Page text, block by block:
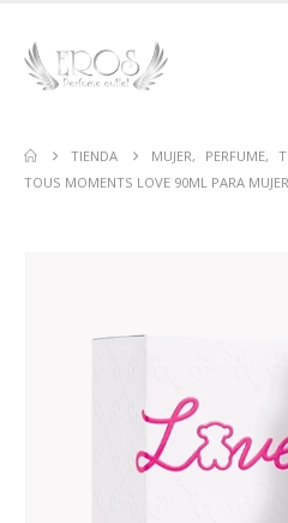
TIENDA MUJER, PERFUME,
TOUS MOMENTS LOVE 90ML PARA MUJER